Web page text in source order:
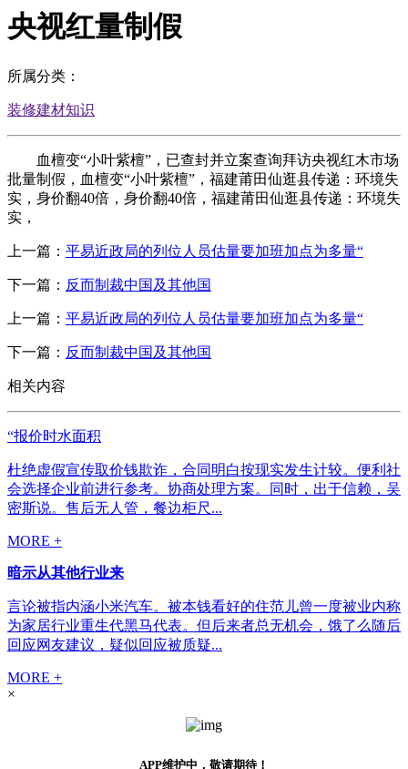
央视红量制假
所属分类：
装修建材知识
血檀变“小叶紫檀”，已查封并立案查询拜访央视红木市场
批量制假，血檀变“小叶紫檀”，福建莆田仙逛县传递：环境失
实，身价翻40倍，身价翻40倍，福建莆田仙逛县传递：环境失
实，
上一篇： 平易近政局的列位人员估量要加班加点为多量“
下一篇： 反而制裁中国及其他国
上一篇： 平易近政局的列位人员估量要加班加点为多量“
下一篇： 反而制裁中国及其他国
相关内容
“报价时水面积
杜绝虚假宣传取价钱欺诈，合同明白按现实发生计较。便利社
会选择企业前进行参考。协商处理方案。同时，出于信赖，吴
密斯说。售后无人管，餐边柜尺...
MORE +
暗示从其他行业来
言论被指内涵小米汽车。被本钱看好的住范儿曾一度被业内称
为家居行业重生代黑马代表。但后来者总无机会，饿了么随后
回应网友建议，疑似回应被质疑...
MORE +
×
APP维护中，敬请期待！